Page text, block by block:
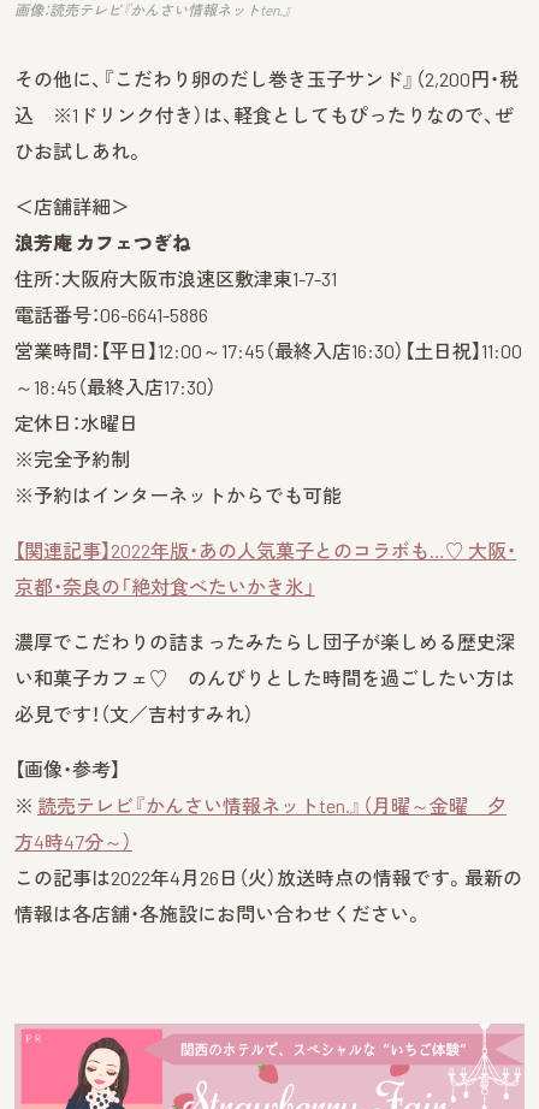
画像：読売テレビ『かんさい情報ネットten.』
その他に、『こだわり卵のだし巻き玉子サンド』（2,200円・税
込 ※1ドリンク付き）は、軽食としてもぴったりなので、ぜ
ひお試しあれ。
＜店舗詳細＞
浪芳庵 カフェつぎね
住所：大阪府大阪市浪速区敷津東1-7-31
電話番号：06-6641-5886
営業時間：【平日】12:00～17:45（最終入店16:30）【土日祝】11:00
～18:45（最終入店17:30）
定休日：水曜日
※完全予約制
※予約はインターネットからでも可能
【関連記事】2022年版・あの人気菓子とのコラボも…♡ 大阪・
京都・奈良の「絶対食べたいかき氷」
濃厚でこだわりの詰まったみたらし団子が楽しめる歴史深
い和菓子カフェ♡ のんびりとした時間を過ごしたい方は
必見です！（文／吉村すみれ）
【画像・参考】
※ 読売テレビ『かんさい情報ネットten.』（月曜～金曜 夕
方4時47分～）
この記事は2022年4月26日（火）放送時点の情報です。最新の
情報は各店舗・各施設にお問い合わせください。